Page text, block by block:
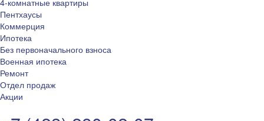
4-комнатные квартиры
Пентхаусы
Коммерция
Ипотека
Без первоначального взноса
Военная ипотека
Ремонт
Отдел продаж
Акции